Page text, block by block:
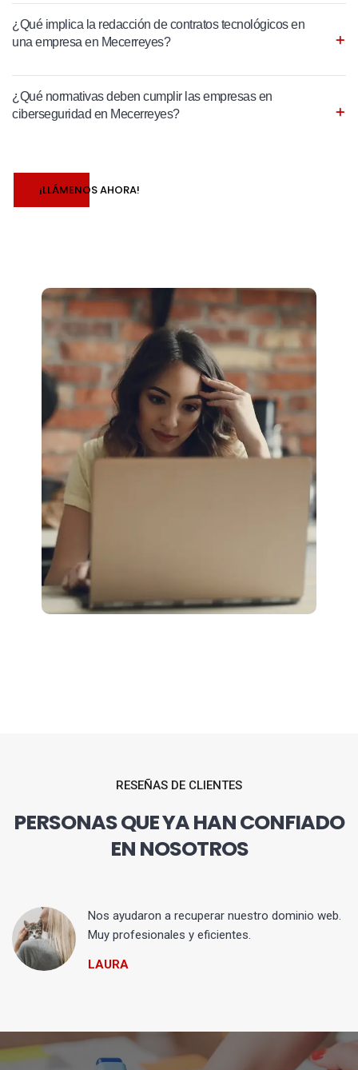
¿Qué implica la redacción de contratos tecnológicos en
una empresa en Mecerreyes?
¿Qué normativas deben cumplir las empresas en
ciberseguridad en Mecerreyes?
¡LLÁMENOS AHORA!
RESEÑAS DE CLIENTES
PERSONAS QUE YA HAN CONFIADO
EN NOSOTROS
Nos ayudaron a recuperar nuestro dominio web.
Muy profesionales y eficientes.
LAURA